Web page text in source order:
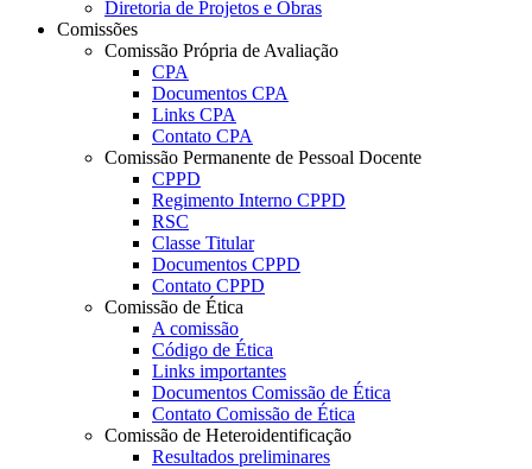
Diretoria de Projetos e Obras
Comissões
Comissão Própria de Avaliação
CPA
Documentos CPA
Links CPA
Contato CPA
Comissão Permanente de Pessoal Docente
CPPD
Regimento Interno CPPD
RSC
Classe Titular
Documentos CPPD
Contato CPPD
Comissão de Ética
A comissão
Código de Ética
Links importantes
Documentos Comissão de Ética
Contato Comissão de Ética
Comissão de Heteroidentificação
Resultados preliminares